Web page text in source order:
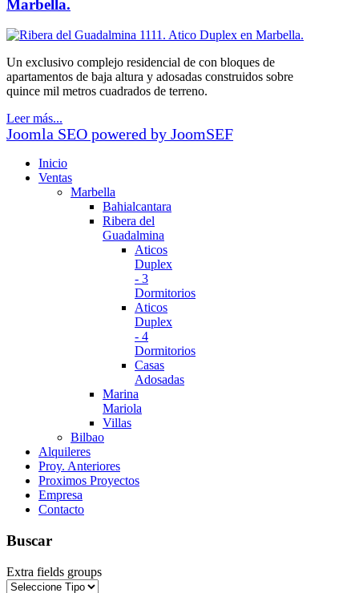
Marbella.
Un exclusivo complejo residencial de con bloques de
apartamentos de baja altura y adosadas construidos sobre
quince mil metros cuadrados de terreno.
Leer más...
Joomla SEO powered by JoomSEF
Inicio
Ventas
Marbella
Bahialcantara
Ribera del
Guadalmina
Aticos
Duplex
- 3
Dormitorios
Aticos
Duplex
- 4
Dormitorios
Casas
Adosadas
Marina
Mariola
Villas
Bilbao
Alquileres
Proy. Anteriores
Proximos Proyectos
Empresa
Contacto
Buscar
Extra fields groups